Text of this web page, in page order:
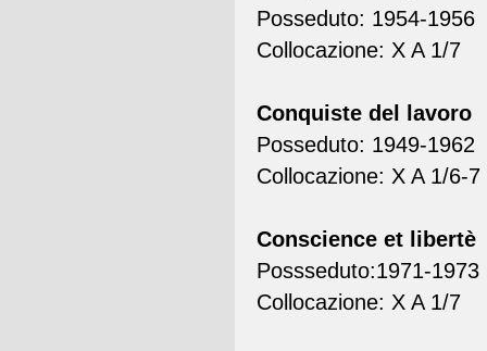
Posseduto: 1954-1956
Collocazione: X A 1/7
Conquiste del lavoro
Posseduto: 1949-1962
Collocazione: X A 1/6-7
Conscience et libertè
Possseduto:1971-
Collocazione: X A 1/7